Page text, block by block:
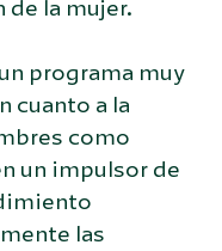
la mujer.
programa muy
cuanto a la
como
un impulsor de
las